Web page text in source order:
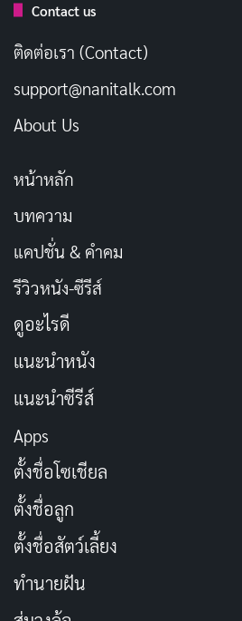
Contact us
ติดต่อเรา (Contact)
support@nanitalk.com
About Us
หน้าหลัก
บทความ
แคปชั่น & คำคม
รีวิวหนัง-ซีรีส์
ดูอะไรดี
แนะนำหนัง
แนะนำซีรีส์
Apps
ตั้งชื่อโซเชียล
ตั้งชื่อลูก
ตั้งชื่อสัตว์เลี้ยง
ทำนายฝัน